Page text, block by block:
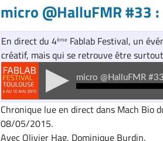
micro @HalluFMR #33
En direct du 4ème Fablab Festival, un
créatif, mais qui se retrouve être
Chronique lue en direct dans Mach Bio
08/05/2015.
Avec Olivier Hag, Dominique Burdin.